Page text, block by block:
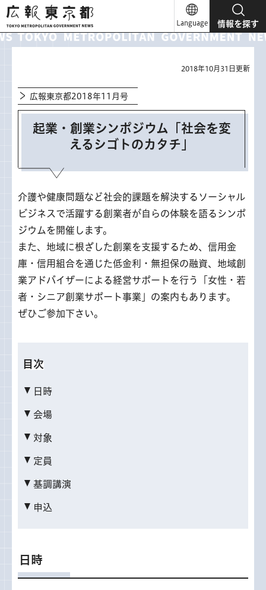
広報東京都
Language 情報を探す
2018年10月31日更新
広報東京都2018年11月号
起業・創業シンポジウム「社会を変
えるシゴトのカタチ」
介護や健康問題など社会的課題を解決するソーシャル
ビジネスで活躍する創業者が自らの体験を語るシンポ
ジウムを開催します。
また、地域に根ざした創業を支援するため、信用金
庫・信用組合を通じた低金利・無担保の融資、地域創
業アドバイザーによる経営サポートを行う「女性・若
者・シニア創業サポート事業」の案内もあります。
ぜひご参加下さい。
目次
日時
会場
対象
定員
基調講演
申込
日時